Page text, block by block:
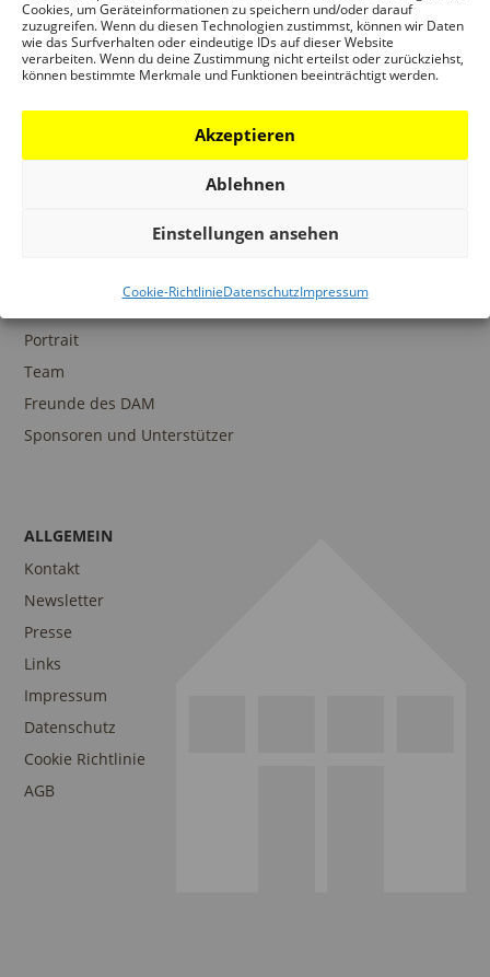
Cookies, um Geräteinformationen zu speichern und/oder darauf
zuzugreifen. Wenn du diesen Technologien zustimmst, können wir Daten
wie das Surfverhalten oder eindeutige IDs auf dieser Website
verarbeiten. Wenn du deine Zustimmung nicht erteilst oder zurückziehst,
können bestimmte Merkmale und Funktionen beeinträchtigt werden.
Akzeptieren
Ablehnen
Einstellungen ansehen
Cookie-RichtlinieDatenschutzImpressum
Ansprechpartner
SAMMLUNGEN
Portrait
Team
Freunde des DAM
Sponsoren und Unterstützer
ALLGEMEIN
Kontakt
Newsletter
Presse
Links
Impressum
Datenschutz
Cookie Richtlinie
AGB